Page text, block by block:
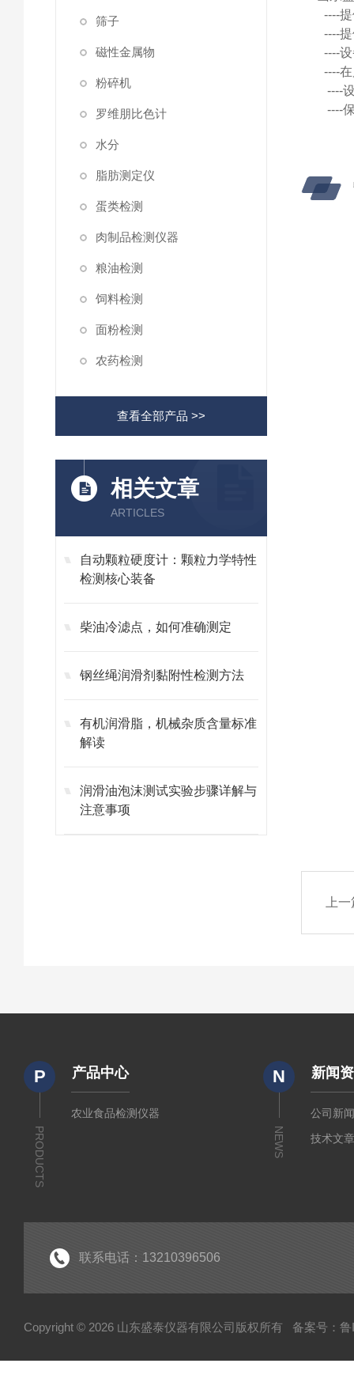
筛子
磁性金属物
粉碎机
罗维朋比色计
水分
脂肪测定仪
蛋类检测
肉制品检测仪器
粮油检测
饲料检测
面粉检测
农药检测
查看全部产品 >>
相关文章
ARTICLES
自动颗粒硬度计：颗粒力学特性
检测核心装备
柴油冷滤点，如何准确测定
钢丝绳润滑剂黏附性检测方法
有机润滑脂，机械杂质含量标准
解读
润滑油泡沫测试实验步骤详解与
注意事项
----
----
----
----
----
----
上
P
PRODUCTS
产品中心
农业食品检测仪器
N
NEWS
新闻
公司新
技术文
联系电话：13210396506
Copyright © 2026 山东盛泰仪器有限公司版权所有 备案号：